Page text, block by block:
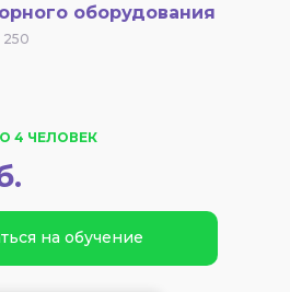
оборудования
250
на обучение
4 ЧЕЛОВЕК